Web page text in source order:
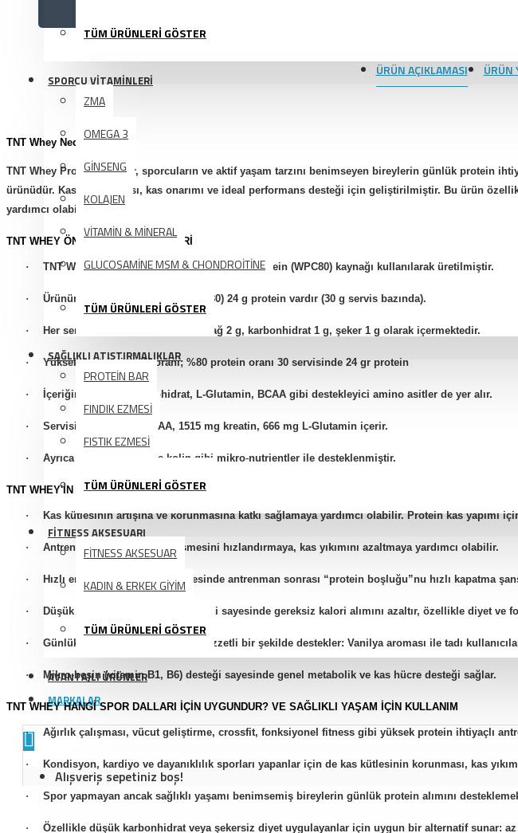
TÜM ÜRÜNLERİ GÖSTER
SPORCU VİTAMİNLERİ
ZMA
OMEGA 3
GİNSENG
KOLAJEN
VİTAMİN & MİNERAL
GLUCOSAMİNE MSM & CHONDROİTİNE
TÜM ÜRÜNLERİ GÖSTER
SAĞLIKLI ATIŞTIRMALIKLAR
PROTEİN BAR
FINDIK EZMESİ
FISTIK EZMESİ
TÜM ÜRÜNLERİ GÖSTER
FİTNESS AKSESUARI
FİTNESS AKSESUAR
KADIN & ERKEK GİYİM
TÜM ÜRÜNLERİ GÖSTER
AVANTAJLI ÜRÜNLER
MARKALAR
Alışveriş sepetiniz boş!
ÜRÜN AÇIKLAMASI ÜRÜN
TNT Whey Nedir?
TNT Whey Protein Powder, sporcuların ve aktif yaşam tarzını benimseyen bireylerin günlük protein
ürünüdür. Kas yapılanması, kas onarımı ve ideal performans desteği için geliştirilmiştir. Bu ürün
yardımcı olabilir.
TNT WHEY ÖNE ÇIKAN ÖZELLIKLERI
· TNT Whey, yüksek kaliteli konsantre whey protein (WPC80) kaynağı kullanılarak üretilmiştir.
· Ürünün bir servisinde yaklaşık (%80) 24 g protein vardır (30 g servis bazında).
· Her servis için yaklaşık 118 kcal, yağ 2 g, karbonhidrat 1 g, şeker 1 g olarak içermektedir.
· Yüksek protein içeriği oranı; %80 protein oranı 30 servisinde 24 gr protein
· İçeriğinde kreatin monohidrat, L-Glutamin, BCAA gibi destekleyici amino asitler de yer alır.
· Servisinde 5500 mg BCAA, 1515 mg kreatin, 666 mg L-Glutamin içerir.
· Ayrıca vitamin B1, B6 ve kolin gibi mikro‐nutrientler ile desteklenmiştir.
TNT WHEY'IN FAYDALARI
· Kas kütlesinin artışına ve korunmasına katkı sağlamaya yardımcı olabilir. Protein kas yapımı
· Antrenman sonrası kas iyileşmesini hızlandırmaya, kas yıkımını azaltmaya yardımcı olabilir.
· Hızlı emilen whey proteini sayesinde antrenman sonrası “protein boşluğu”nu hızlı kapatma
· Düşük karbonhidrat ve şeker içeriği sayesinde gereksiz kalori alımını azaltır, özellikle diyet ve
· Günlük protein alımını pratik ve lezzetli bir şekilde destekler: Vanilya aroması ile tadı
· Mikro‐besin (vitamin B1, B6) desteği sayesinde genel metabolik ve kas hücre desteği sağlar.
TNT WHEY HANGI SPOR DALLARI İÇIN UYGUNDUR? VE SAĞLIKLI YAŞAM İÇIN KULLANIM
· Ağırlık çalışması, vücut geliştirme, crossfit, fonksiyonel fitness gibi yüksek protein ihtiyaçlı
· Kondisyon, kardiyo ve dayanıklılık sporları yapanlar için de kas kütlesinin korunması, kas
· Spor yapmayan ancak sağlıklı yaşamı benimsemiş bireylerin günlük protein alımını
· Özellikle düşük karbonhidrat veya şekersiz diyet uygulayanlar için uygun bir alternatif sunar: